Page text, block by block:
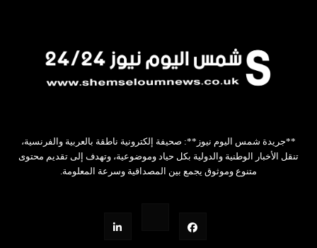
**جريدة شمس اليوم نيوز**: صحيفة إلكترونية ناطقة بالعربية والفرنسية،
تنقل الأخبار الوطنية والدولية بكل حياد وموضوعية، وتهدف إلى تقديم محتوى
متنوع وموثوق يجمع بين المصداقية وسرعة المعلومة.